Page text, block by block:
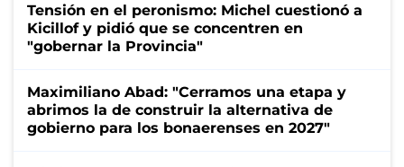
Tensión en el peronismo: Michel cuestionó a
Kicillof y pidió que se concentren en
"gobernar la Provincia"
Maximiliano Abad: "Cerramos una etapa y
abrimos la de construir la alternativa de
gobierno para los bonaerenses en 2027"